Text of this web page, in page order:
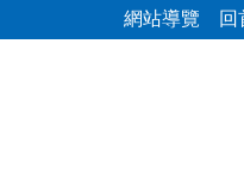
網站導覽 回